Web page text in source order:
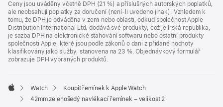
Ceny jsou uváděny včetně DPH (21 %) a příslušných autorských poplatků,
ale neobsahují poplatky za doručení (není-li uvedeno jinak). Vzhledem k
tomu, že DPH je odváděna v zemi nebo oblasti, odkud společnost Apple
Distribution International Ltd. dodává své produkty, což je Irská republika,
je sazba DPH na elektronické stahování softwaru nebo ostatní produkty
společnosti Apple, které jsou podle zákonů o dani z přidané hodnoty
klasifikovány jako služby, stanovena na 23 %. Objednávkový formulář
zobrazuje DPH vybraných produktů.
Apple
Watch
Koupit řemínek k Apple Watch
42mm zelenošedý navlékací řemínek – velikost 2